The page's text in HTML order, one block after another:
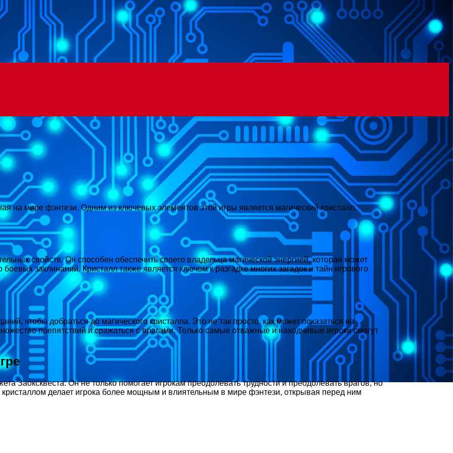
на мире фэнтези. Одним из ключевых элементов этой игры является магический кристалл,
свойств. Он способен обеспечить своего владельца магической энергией, которая может
заклинаний. Кристалл также является ключом к разгадке многих загадок и тайн игрового
чтобы добраться до магического кристалла. Это не так просто, как может показаться на
препятствий и сражаться с врагами. Только самые отважные и находчивые игроки смогут
Заоксквеста. Он не только помогает игрокам преодолевать трудности и преодолевать врагов, но
делает игрока более мощным и влиятельным в мире фэнтези, открывая перед ним